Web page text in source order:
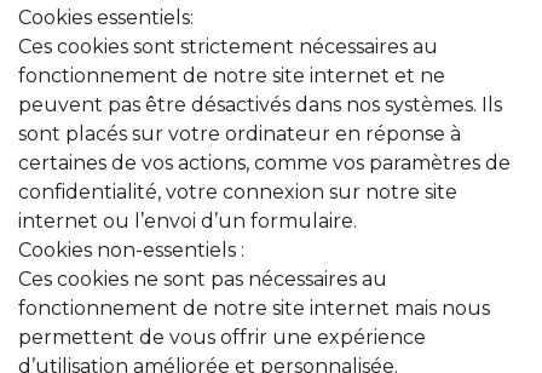
Cookies essentiels:
Ces cookies sont strictement nécessaires au
fonctionnement de notre site internet et ne
peuvent pas être désactivés dans nos systèmes. Ils
sont placés sur votre ordinateur en réponse à
certaines de vos actions, comme vos paramètres de
confidentialité, votre connexion sur notre site
internet ou l’envoi d’un formulaire.
Cookies non-essentiels :
Ces cookies ne sont pas nécessaires au
fonctionnement de notre site internet mais nous
permettent de vous offrir une expérience
d’utilisation améliorée et personnalisée.